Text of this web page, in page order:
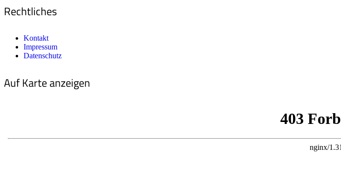
Rechtliches
Kontakt
Impressum
Datenschutz
Auf Karte anzeigen